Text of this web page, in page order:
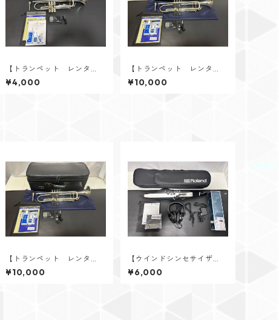
【トランペット レンタ
ル】YAMAHA（ヤマハ） Y
TR-3325S
¥4,000
【トランペット レンタ
ル】YAMAHA（ヤマハ） Y
TR-8335S Xeno 現行モデル
¥10,000
【トランペット レンタ
ル】YAMAHA（ヤマハ） Y
TR-8335S Xeno 現行モデル
¥10,000
【ウインドシンセサイザ
ー レンタル】Roland（ロ
ーランド） Aerophone A
¥6,000